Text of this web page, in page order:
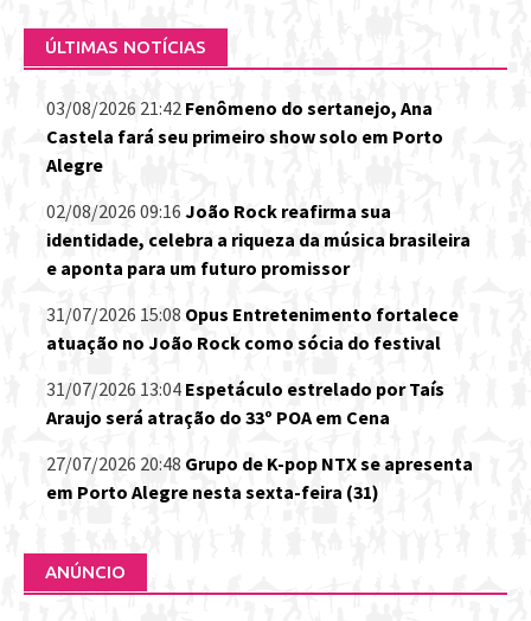
ÚLTIMAS NOTÍCIAS
03/08/2026 21:42 Fenômeno do sertanejo, Ana
Castela fará seu primeiro show solo em Porto
Alegre
02/08/2026 09:16 João Rock reafirma sua
identidade, celebra a riqueza da música brasileira
e aponta para um futuro promissor
31/07/2026 15:08 Opus Entretenimento fortalece
atuação no João Rock como sócia do festival
31/07/2026 13:04 Espetáculo estrelado por Taís
Araujo será atração do 33º POA em Cena
27/07/2026 20:48 Grupo de K-pop NTX se apresenta
em Porto Alegre nesta sexta-feira (31)
ANÚNCIO